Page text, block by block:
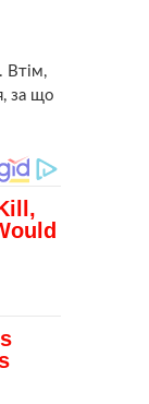
Втім,
за що